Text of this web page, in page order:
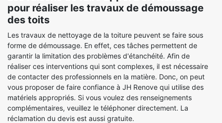
pour réaliser les travaux de démoussage
des toits
Les travaux de nettoyage de la toiture peuvent se faire sous
forme de démoussage. En effet, ces tâches permettent de
garantir la limitation des problèmes d'étanchéité. Afin de
réaliser ces interventions qui sont complexes, il est nécessaire
de contacter des professionnels en la matière. Donc, on peut
vous proposer de faire confiance à JH Renove qui utilise des
matériels appropriés. Si vous voulez des renseignements
complémentaires, veuillez le téléphoner directement. La
réclamation du devis est aussi gratuite.